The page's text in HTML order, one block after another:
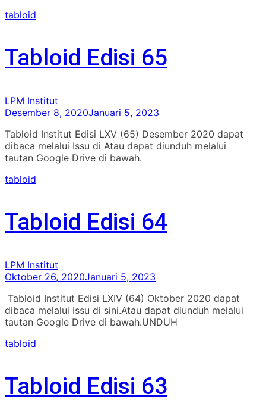
tabloid
Tabloid Edisi 65
LPM Institut
Desember 8, 2020Januari 5, 2023
Tabloid Institut Edisi LXV (65) Desember 2020 dapat
dibaca melalui Issu di Atau dapat diunduh melalui
tautan Google Drive di bawah.
tabloid
Tabloid Edisi 64
LPM Institut
Oktober 26, 2020Januari 5, 2023
Tabloid Institut Edisi LXIV (64) Oktober 2020 dapat
dibaca melalui Issu di sini.Atau dapat diunduh melalui
tautan Google Drive di bawah.UNDUH
tabloid
Tabloid Edisi 63